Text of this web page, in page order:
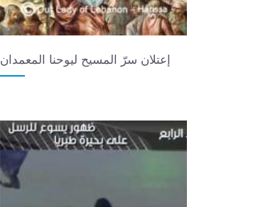
إعتلان سرّ المسيح ليوحنا المعمدان